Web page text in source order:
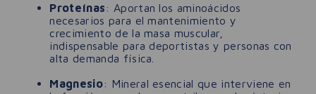
Proteínas : Aportan los aminoácidos
necesarios para el mantenimiento y
crecimiento de la masa muscular,
indispensable para deportistas y personas con
alta demanda física.
Magnesio: Mineral esencial que interviene en